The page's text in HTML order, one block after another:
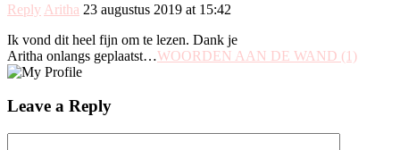
Reply Aritha 23 augustus 2019 at 15:42
Ik vond dit heel fijn om te lezen. Dank je
Aritha onlangs geplaatst…WOORDEN AAN DE WAND (1)
Leave a Reply